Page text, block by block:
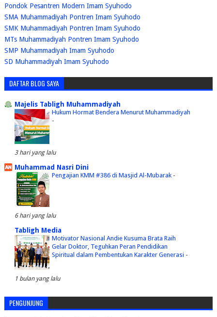
Pondok Pesantren Modern Imam Syuhodo
SMA Muhammadiyah Pontren Imam Syuhodo
SMK Muhammadiyah Pontren Imam Syuhodo
MTs Muhammadiyah Pontren Imam Syuhodo
SMP Muhammadiyah Imam Syuhodo
SD Muhammadiyah Imam Syuhodo
DAFTAR BLOG SAYA
Majelis Tabligh Muhammadiyah
Hukum Hormat Bendera Menurut Muhammadiyah
-
3 hari yang lalu
Muhammad Nasri Dini
Pengajian KMM #386 di Masjid Al-Mubarak -
6 hari yang lalu
Tabligh Media
Motivator Nasional Andie Kusuma Brata Raih
Gelar Doktor, Teguhkan Peran Pendidikan
Spiritual dalam Pembentukan Karakter Generasi -
1 bulan yang lalu
PENGUNJUNG